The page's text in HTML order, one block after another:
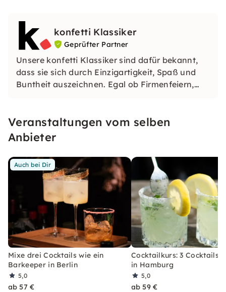
konfetti Klassiker
Geprüfter Partner
Unsere konfetti Klassiker sind dafür bekannt,
dass sie sich durch Einzigartigkeit, Spaß und
Buntheit auszeichnen. Egal ob Firmenfeiern,
erleben, welches Du so schnell nicht vergessen
wirst.
Veranstaltungen vom selben
Anbieter
Auch bei Dir
Mixe drei Cocktails wie ein
Barkeeper in Berlin
5,0
ab 57 €
Cocktailkurs: 3 Cocktails
in Hamburg
5,0
ab 59 €